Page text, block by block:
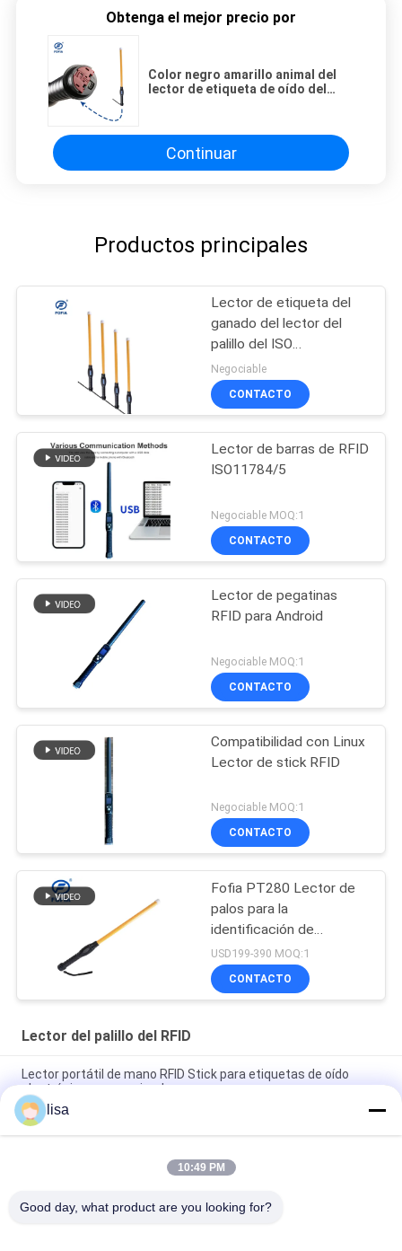
Obtenga el mejor precio por
Color negro amarillo animal del
lector de etiqueta de oído del
Continuar
Productos principales
Lector de etiqueta del
ganado del lector del
palillo del ISO
11784/11785 LF RFID
con almacenamiento de
datos grande
Negociable
CONTACTO
Lector de barras de RFID
ISO11784/5
Negociable MOQ:1
CONTACTO
Lector de pegatinas
RFID para Android
Negociable MOQ:1
CONTACTO
Compatibilidad con Linux
Lector de stick RFID
Negociable MOQ:1
CONTACTO
Fofia PT280 Lector de
palos para la
identificación de
etiquetas auditivas de
ganado
USD199-390 MOQ:1
CONTACTO
Lector del palillo del RFID
Lector portátil de mano RFID Stick para etiquetas de oído
electrónicas para animales
Lector de etiquetas RFID profesional para ganado PT290 con
almacenamiento de datos en pantalla OLED
Identificación animal del RFID del lector portátil del palillo con
lisa
10:49 PM
Good day, what product are you looking for?